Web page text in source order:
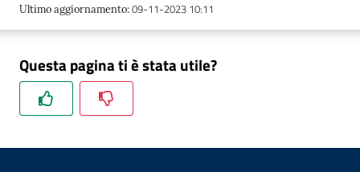
Formazione
Notizie
Ultimo aggiornamento:09-11-2023 10:11
Questa pagina ti è stata utile?